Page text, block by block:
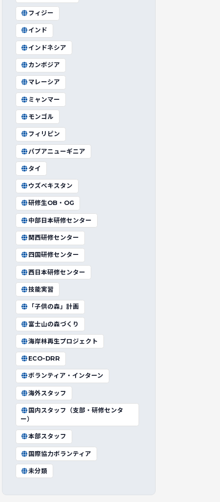
フィジー
インド
インドネシア
カンボジア
マレーシア
ミャンマー
モンゴル
フィリピン
パプアニューギニア
タイ
ウズベキスタン
研修生OB・OG
中部日本研修センター
関西研修センター
四国研修センター
西日本研修センター
技能実習
「子供の森」計画
富士山の森づくり
海岸林再生プロジェクト
ECO-DRR
ボランティア・インターン
海外スタッフ
国内スタッフ（支部・研修センタ
ー）
本部スタッフ
国際協力ボランティア
未分類